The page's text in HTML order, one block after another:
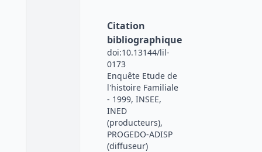
Citation
bibliographique
doi:10.13144/lil-
0173
Enquête Etude de
l'histoire Familiale
- 1999, INSEE,
INED
(producteurs),
PROGEDO-ADISP
(diffuseur)